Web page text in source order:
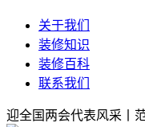
关于我们
装修知识
装修百科
联系我们
迎全国两会代表风采丨